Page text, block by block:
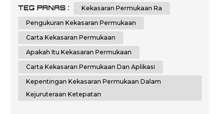
ia secara langsung mempengaruhi kefungsian, estetika
dan prestasi komponen. Pengukuran kekasaran
TEG PANAS :
Kekasaran Permukaan Ra
Pengukuran Kekasaran Permukaan
Carta Kekasaran Permukaan
Apakah Itu Kekasaran Permukaan
Carta Kekasaran Permukaan Dan Aplikasi
Kepentingan Kekasaran Permukaan Dalam
Kejuruteraan Ketepatan